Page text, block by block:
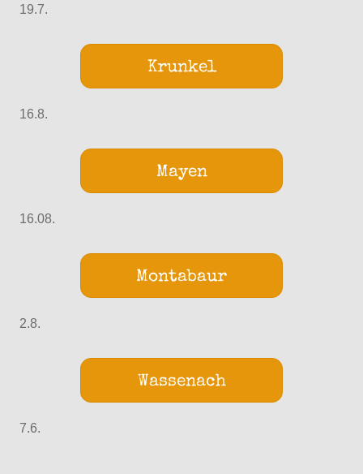
19.7.
Krunkel
16.8.
Mayen
16.08.
Montabaur
2.8.
Wassenach
7.6.